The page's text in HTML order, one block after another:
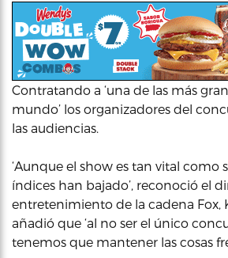
Contratando a ‘una de las más
mundo’ los organizadores del
las audiencias.
‘Aunque el show es tan vital como
índices han bajado’, reconoció el
entretenimiento de la cadena Fox,
añadió que ‘al no ser el único
tenemos que mantener las cosas